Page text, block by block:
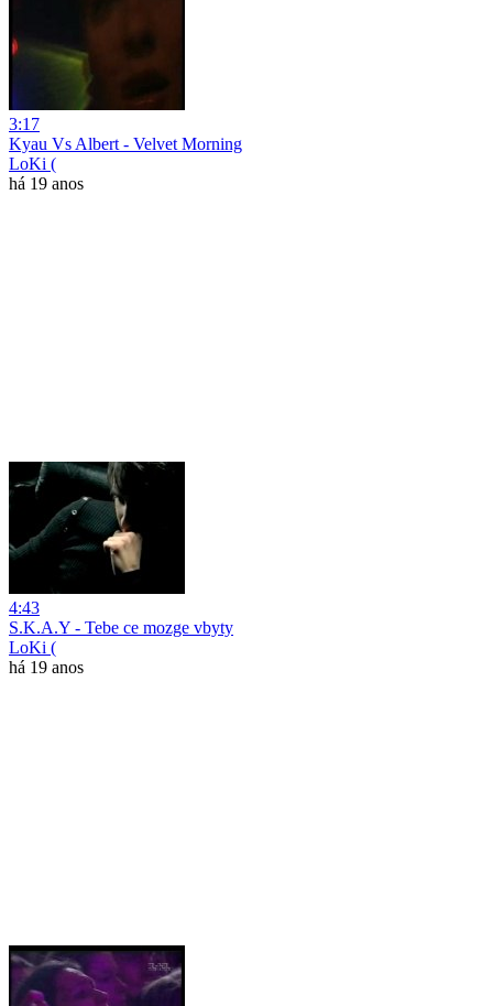
3:17
Kyau Vs Albert - Velvet Morning
LoKi (
há 19 anos
4:43
S.K.A.Y - Tebe ce mozge vbyty
LoKi (
há 19 anos